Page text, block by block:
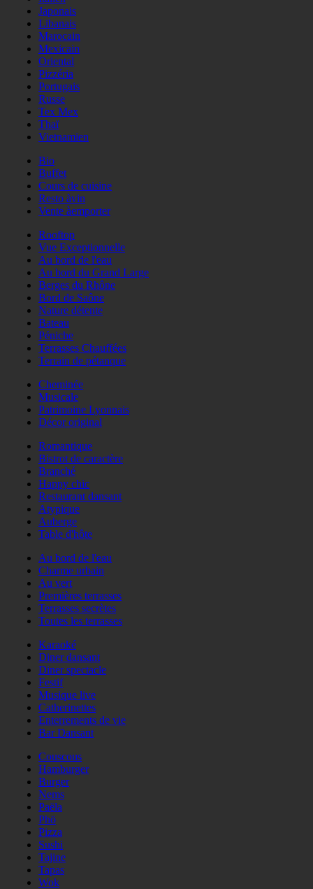
Japonais
Libanais
Marocain
Mexicain
Oriental
Pizzéria
Portugais
Russe
Tex Mex
Thaï
Vietnamien
Bio
Buffet
Cours de cuisine
Resto àvin
Vente àemporter
Rooftop
Vue Exceptionnelle
Au bord de l'eau
Au bord du Grand Large
Berges du Rhône
Bord de Saône
Nature détente
Bateau
Péniche
Terrasses Chauffées
Terrain de pétanque
Cheminée
Musicale
Patrimoine Lyonnais
Décor original
Romantique
Bistrot de caractère
Branché
Happy chic
Restaurant dansant
Atypique
Auberge
Table d'hôte
Au bord de l'eau
Charme urbain
Au vert
Premières terrasses
Terrasses secrètes
Toutes les terrasses
Karaoké
Diner dansant
Diner spectacle
Festif
Musique live
Catherinettes
Enterrements de vie
Bar Dansant
Couscous
Hamburger
Burger
Nems
Paëla
Phö
Pizza
Sushi
Tajine
Tapas
Wok